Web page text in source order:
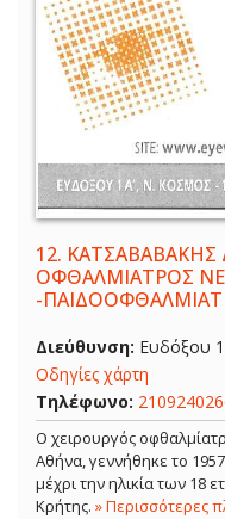
12. ΚΑΤΣΑΒΑΒΑΚΗΣ
ΟΦΘΑΛΜΙΑΤΡΟΣ
-
Διεύθυνση: Ευδόξου
Οδηγίες χάρτη
Τηλέφωνο:
Ο χειρουργός
Αθήνα, γεννήθηκε το
μέχρι την ηλικία των 18
Κρήτης. » Περισσότερες